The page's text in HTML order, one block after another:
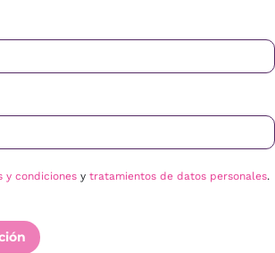
y condiciones y tratamientos de datos personales.